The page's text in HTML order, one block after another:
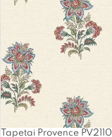
Tapetai Provence PV21101